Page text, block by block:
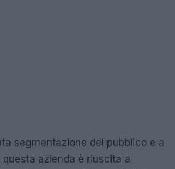
segmentazione del pubblico e a
azienda è riuscita a